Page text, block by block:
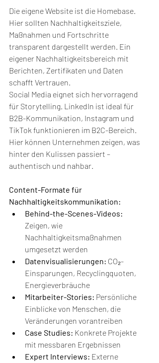
Die eigene Website ist die Homebase.
Hier sollten Nachhaltigkeitsziele,
Maßnahmen und Fortschritte
transparent dargestellt werden. Ein
eigener Nachhaltigkeitsbereich mit
Berichten, Zertifikaten und Daten
schafft Vertrauen.
Social Media eignet sich hervorragend
für Storytelling. LinkedIn ist ideal für
B2B-Kommunikation, Instagram und
TikTok funktionieren im B2C-Bereich.
Hier können Unternehmen zeigen, was
hinter den Kulissen passiert –
authentisch und nahbar.
Content-Formate für
Nachhaltigkeitskommunikation:
Behind-the-Scenes-Videos:
Zeigen, wie
Nachhaltigkeitsmaßnahmen
umgesetzt werden
Datenvisualisierungen: CO₂-
Einsparungen, Recyclingquoten,
Energieverbräuche
Mitarbeiter-Stories: Persönliche
Einblicke von Menschen, die
Veränderungen vorantreiben
Case Studies: Konkrete Projekte
mit messbaren Ergebnissen
Expert Interviews: Externe